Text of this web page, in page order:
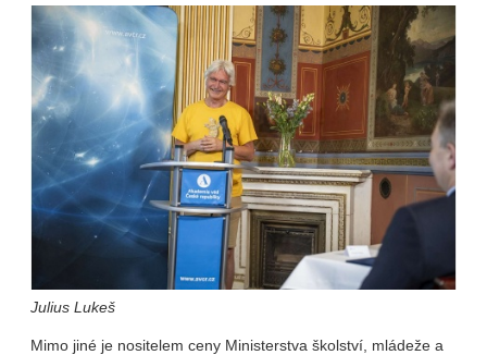
Julius Lukeš
Mimo jiné je nositelem ceny Ministerstva školství, mládeže a